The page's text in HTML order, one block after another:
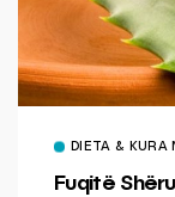
DIETA & KURA
Fuqitë